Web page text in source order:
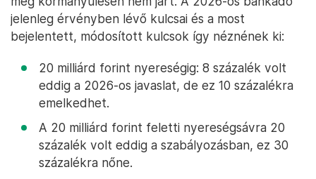
jelenleg érvényben lévő kulcsai és a most
bejelentett, módosított kulcsok így néznének ki:
20 milliárd forint nyereségig: 8 százalék volt
eddig a 2026-os javaslat, de ez 10 százalékra
emelkedhet.
A 20 milliárd forint feletti nyereségsávra 20
százalék volt eddig a szabályozásban, ez 30
százalékra nőne.